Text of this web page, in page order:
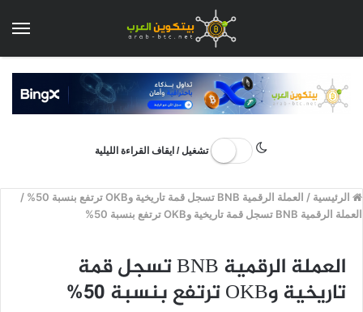
تشغيل / ايقاف القراءة الليلية
الرئيسية / العملة الرقمية BNB تسجل قمة تاريخية وOKB ترتفع بنسبة 50%
/
العملة الرقمية BNB تسجل قمة تاريخية وOKB ترتفع بنسبة 50%
العملة الرقمية BNB تسجل قمة
تاريخية وOKB ترتفع بنسبة 50%